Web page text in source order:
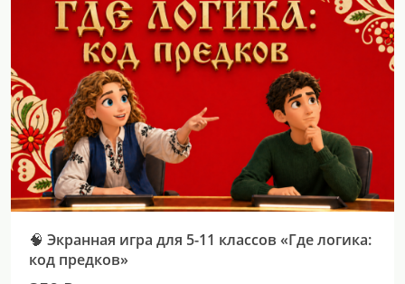
🧠 Экранная игра для 5-11 классов «Где логика:
код предков»